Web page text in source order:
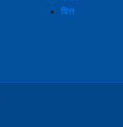
वित्त